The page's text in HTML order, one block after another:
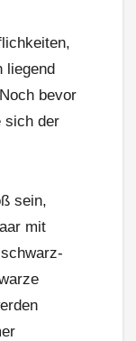
liegend
bevor
sich der
sein,
mit